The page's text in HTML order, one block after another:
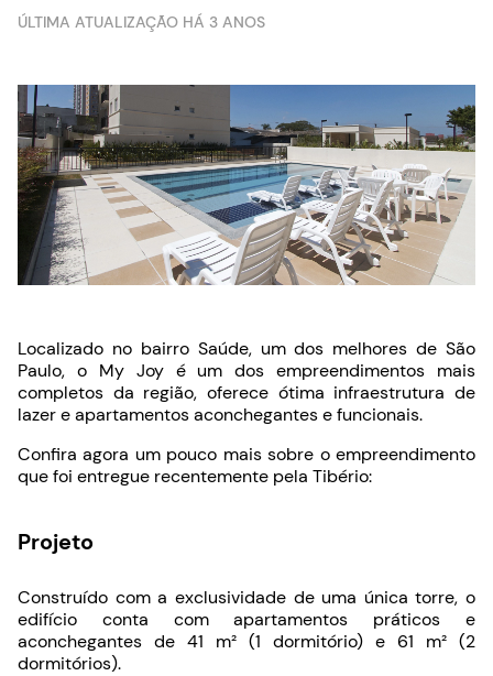
ÚLTIMA ATUALIZAÇÃO HÁ 3 ANOS
Localizado no bairro Saúde, um dos melhores de São
Paulo, o My Joy é um dos empreendimentos mais
completos da região, oferece ótima infraestrutura de
lazer e apartamentos aconchegantes e funcionais.
Confira agora um pouco mais sobre o empreendimento
que foi entregue recentemente pela Tibério:
Projeto
Construído com a exclusividade de uma única torre, o
edifício conta com apartamentos práticos e
aconchegantes de 41 m² (1 dormitório) e 61 m² (2
dormitórios).